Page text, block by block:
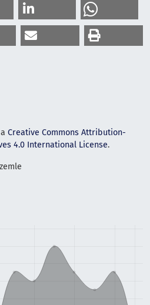
Creative Commons Attribution-
4.0 International License.